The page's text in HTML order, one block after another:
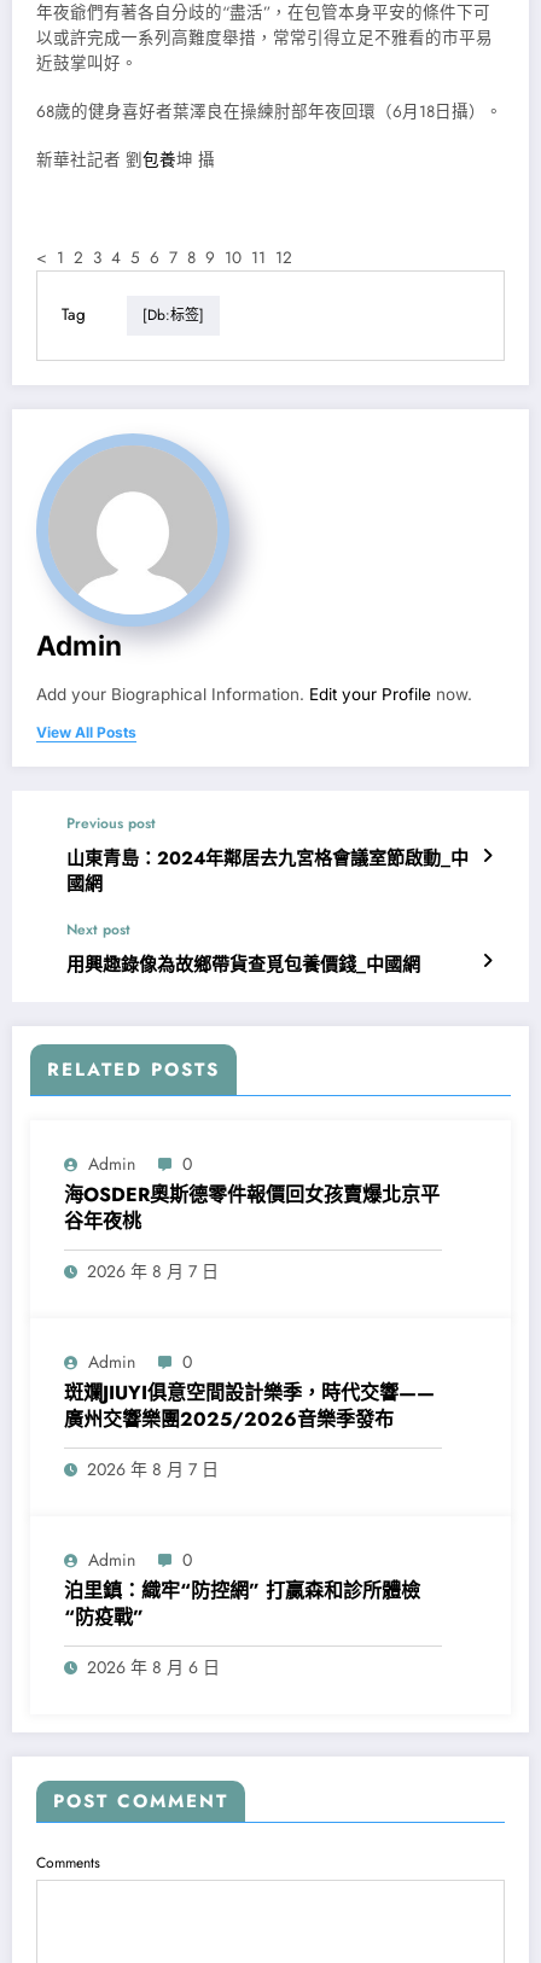
年夜爺們有著各自分歧的“盡活”，在包管本身平安的條件下可
以或許完成一系列高難度舉措，常常引得立足不雅看的市平易
近鼓掌叫好。
68歲的健身喜好者葉澤良在操練肘部年夜回環（6月18日攝）。
新華社記者 劉 包養坤 攝
< 1 2 3 4 5 6 7 8 9 10 11 12
Tag [db:标签]
Admin
Add your Biographical Information. Edit your Profile now.
View All Posts
Previous post
山東青島：2024年鄰居去九宮格會議室節啟動_中
國網
Next post
用興趣錄像為故鄉帶貨查覓包養價錢_中國網
RELATED POSTS
Admin 0
海OSDER奧斯德零件報價回女孩賣爆北京平
谷年夜桃
2026 年 8 月 7 日
Admin 0
斑斕JIUYI俱意空間設計樂季，時代交響——
廣州交響樂團2025/2026音樂季發布
2026 年 8 月 7 日
Admin 0
泊里鎮：織牢“防控網” 打贏森和診所體檢
“防疫戰”
2026 年 8 月 6 日
POST COMMENT
Comments